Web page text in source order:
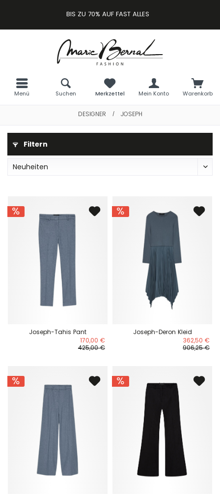
BIS ZU 70% AUF FAST ALLES
Menü Warenkorb
Merkzettel Mein Konto
Suchen
DESIGNER / JOSEPH
Filtern
Joseph-Tahis Pant
425,00 €
170,00 €
Joseph-Deron Kleid
906,25 €
362,50 €